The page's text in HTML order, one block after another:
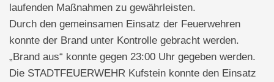
laufenden Maßnahmen zu gewährleisten.
Durch den gemeinsamen Einsatz der Feuerwehren
konnte der Brand unter Kontrolle gebracht werden.
„Brand aus“ konnte gegen 23:00 Uhr gegeben werden.
Die STADTFEUERWEHR Kufstein konnte den Einsatz